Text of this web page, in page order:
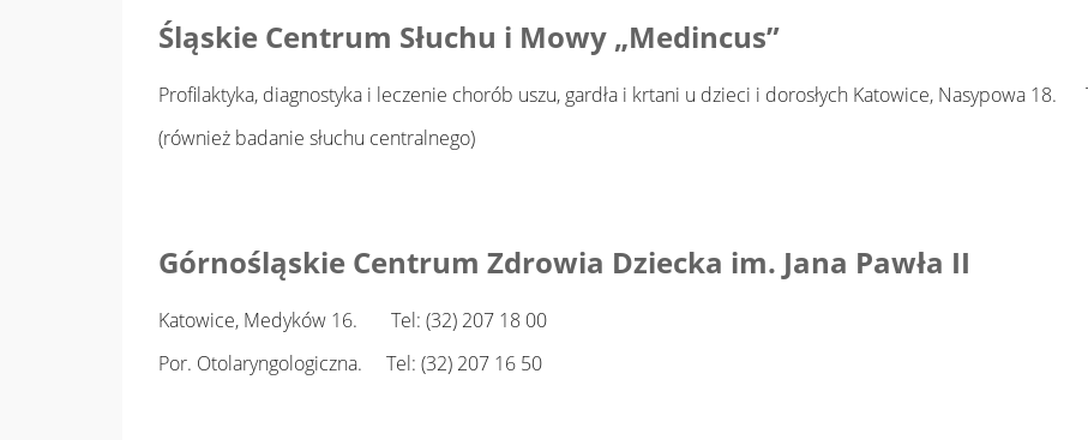
Śląskie Centrum Słuchu i Mowy „Medincus”
Profilaktyka, diagnostyka i leczenie chorób uszu, gardła i krtani u dzieci i dorosłych Katowice, Nasypowa 18.
(również badanie słuchu centralnego)
Górnośląskie Centrum Zdrowia Dziecka im. Jana Pawła II
Katowice, Medyków 16. Tel: (32) 207 18 00
Por. Otolaryngologiczna. Tel: (32) 207 16 50